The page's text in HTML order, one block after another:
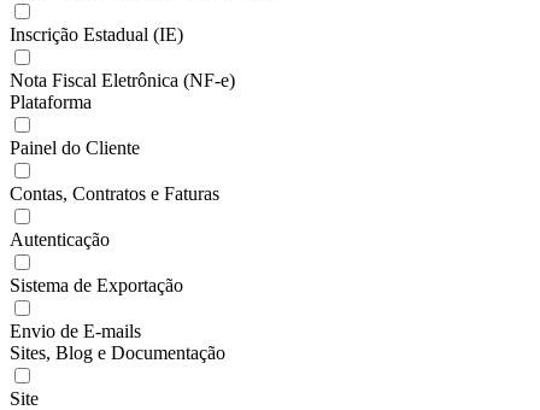
Inscrição Estadual (IE)
Nota Fiscal Eletrônica (NF-e)
Plataforma
Painel do Cliente
Contas, Contratos e Faturas
Autenticação
Sistema de Exportação
Envio de E-mails
Sites, Blog e Documentação
Site